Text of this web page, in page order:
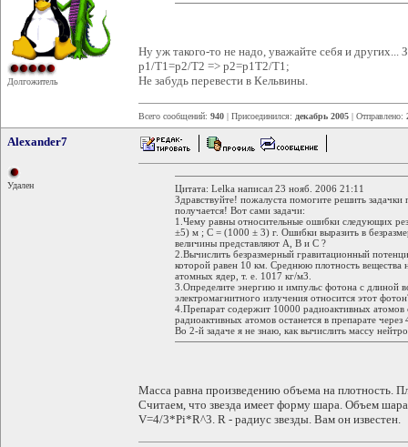
Долгожитель
Ну уж такого-то не надо, уважайте себя и других...
p1/T1=p2/T2 => p2=p1T2/T1;
Не забудь перевести в Кельвины.
Всего сообщений: 940 | Присоединился: декабрь 2005 | Отправлено:
Alexander7
Удален
Цитата: Lelka написал 23 нояб. 2006 21:11
Здравствуйте! пожалуста помогите решить
получается! Вот сами задачи:
1.Чему равны относительные ошибки следующих
±5) м ; С = (1000 ± 3) г. Ошибки выразить в
величины представляют А, В и С ?
2.Вычислить безразмерный гравитационный
которой равен 10 км. Среднюю плотность вещества
атомных ядер, т. е. 1017 кг/м3.
3.Определите энергию и импульс фотона с длиной
электромагнитного излучения относится этот
4.Препарат содержит 10000 радиоактивных атомов
радиоактивных атомов останется в препарате через
Во 2-й задаче я не знаю, как вычислить массу
Масса равна произведению объема на плотность.
Считаем, что звезда имеет форму шара. Объем
V=4/3*Pi*R^3. R - радиус звезды. Вам он известен.